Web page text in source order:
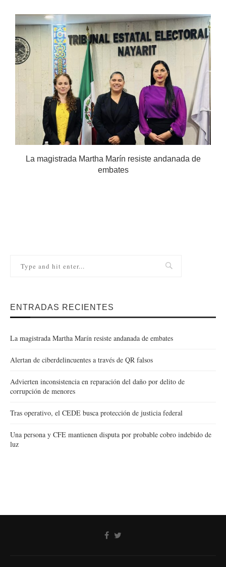
La magistrada Martha Marín resiste andanada de
embates
ENTRADAS RECIENTES
La magistrada Martha Marín resiste andanada de embates
Alertan de ciberdelincuentes a través de QR falsos
Advierten inconsistencia en reparación del daño por delito de
corrupción de menores
Tras operativo, el CEDE busca protección de justicia federal
Una persona y CFE mantienen disputa por probable cobro indebido de
luz